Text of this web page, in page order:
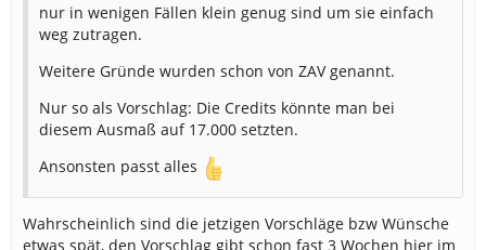
nur in wenigen Fällen klein genug sind um sie einfach
weg zutragen.
Weitere Gründe wurden schon von ZAV genannt.
Nur so als Vorschlag: Die Credits könnte man bei
diesem Ausmaß auf 17.000 setzten.
Ansonsten passt alles
Wahrscheinlich sind die jetzigen Vorschläge bzw Wünsche
etwas spät, den Vorschlag gibt schon fast 3 Wochen hier im